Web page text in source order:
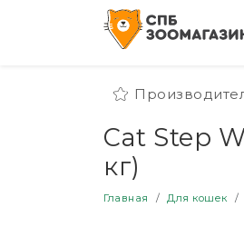
Cat Step
кг)
Главная Для кошек